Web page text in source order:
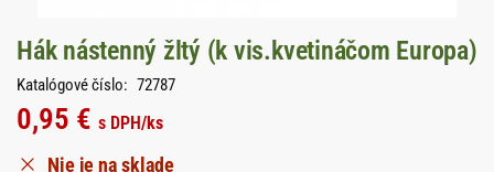
Hák nástenný žltý (k vis.kvetináčom Europa)
Katalógové číslo: 72787
0,95 € s DPH/ks
Nie je na sklade